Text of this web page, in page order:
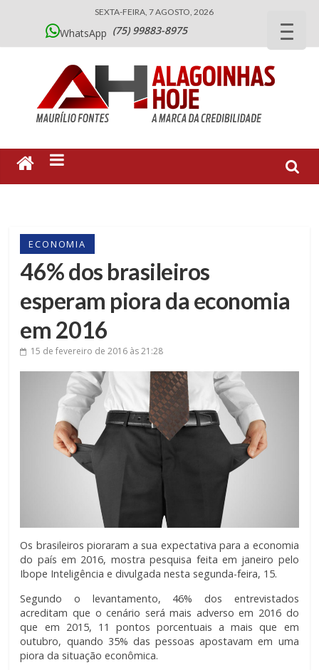
SEXTA-FEIRA, 7 AGOSTO, 2026
WhatsApp (75) 99883-8975
ECONOMIA
46% dos brasileiros
esperam piora da economia
em 2016
15 de fevereiro de 2016 às 21:28
Os brasileiros pioraram a sua expectativa para a economia
do país em 2016, mostra pesquisa feita em janeiro pelo
Ibope Inteligência e divulgada nesta segunda-feira, 15.
Segundo o levantamento, 46% dos entrevistados
acreditam que o cenário será mais adverso em 2016 do
que em 2015, 11 pontos porcentuais a mais que em
outubro, quando 35% das pessoas apostavam em uma
piora da situação econômica.